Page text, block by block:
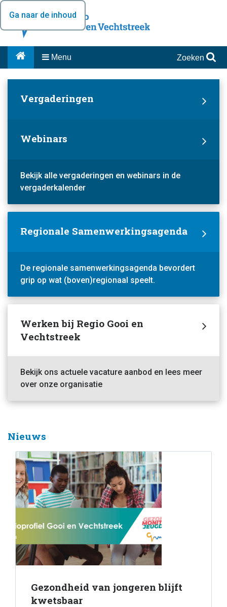
Ga naar de inhoud
Menu Zoeken
Vergaderingen
Webinars
Bekijk alle vergaderingen en webinars in de
vergaderkalender
Regionale Samenwerkingsagenda
De regionale samenwerkingsagenda bevordert
grip op wat (boven)regionaal speelt.
Werken bij Regio Gooi en
Vechtstreek
Bekijk ons actuele vacature aanbod en lees meer
over onze organisatie
Nieuws
Gezondheid van jongeren blijft
kwetsbaar